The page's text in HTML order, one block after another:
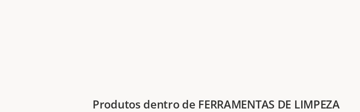
Produtos dentro de FERRAMENTAS DE LIMPEZA